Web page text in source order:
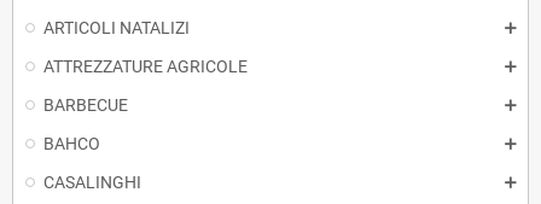
ARTICOLI NATALIZI
ATTREZZATURE AGRICOLE
BARBECUE
BAHCO
CASALINGHI